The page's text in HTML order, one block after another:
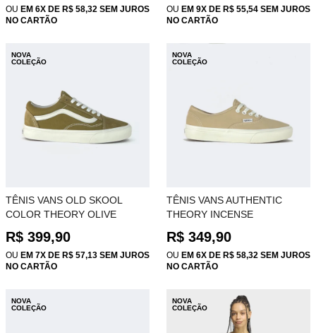
OU EM 6X DE R$ 58,32 SEM JUROS
NO CARTÃO
OU EM 9X DE R$ 55,54 SEM JUROS
NO CARTÃO
NOVA
COLEÇÃO
TÊNIS VANS OLD SKOOL
COLOR THEORY OLIVE
BROWN VN000D7ZOVB
R$ 399,90
OU EM 7X DE R$ 57,13 SEM JUROS
NO CARTÃO
NOVA
COLEÇÃO
TÊNIS VANS AUTHENTIC
THEORY INCENSE
VN000D6G4MG
R$ 349,90
OU EM 6X DE R$ 58,32 SEM JUROS
NO CARTÃO
NOVA
COLEÇÃO
NOVA
COLEÇÃO